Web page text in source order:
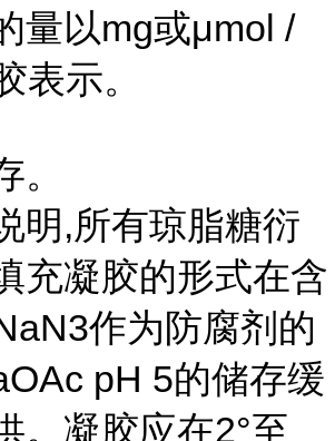
量以mg或μmol /
表示。
明,所有琼脂糖衍
充凝胶的形式在含
作为防腐剂的
pH 5的储存缓
。凝胶应在2°至